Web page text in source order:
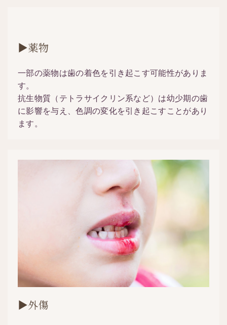
▶薬物
一部の薬物は歯の着色を引き起こす可能性がありま
す。
抗生物質（テトラサイクリン系など）は幼少期の歯
に影響を与え、色調の変化を引き起こすことがあり
ます。
▶外傷